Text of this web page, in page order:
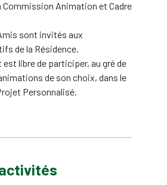
Commission Animation et Cadre
sont invités aux
de la Résidence.
est libre de participer, au gré de
de son choix, dans le
Personnalisé.